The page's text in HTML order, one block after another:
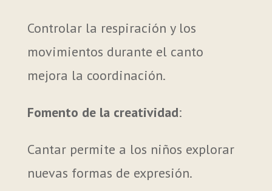
Controlar la respiración y los
movimientos durante el canto
mejora la coordinación.
Fomento de la creatividad:
Cantar permite a los niños explorar
nuevas formas de expresión.